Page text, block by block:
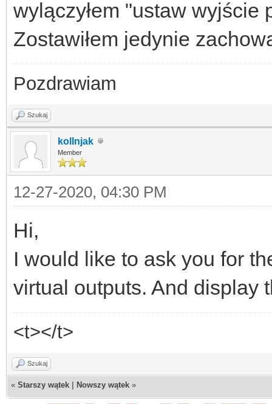
wylączyłem "ustaw wyjście
Zostawiłem jedynie
Pozdrawiam
Szukaj
kollnjak
Member
12-27-2020, 04:30 PM
Hi,
I would like to ask you for
virtual outputs. And display
<t></t>
Szukaj
« Starszy wątek Nowszy wątek »